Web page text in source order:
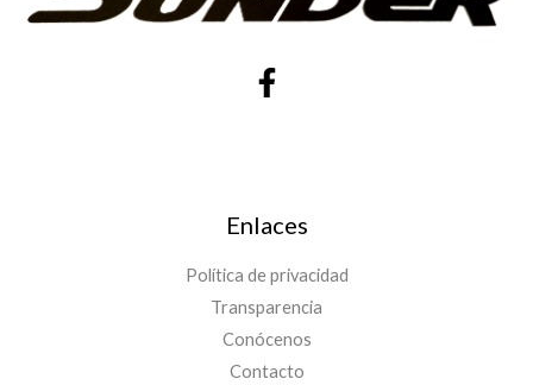
Enlaces
Política de privacidad
Transparencia
Conócenos
Contacto